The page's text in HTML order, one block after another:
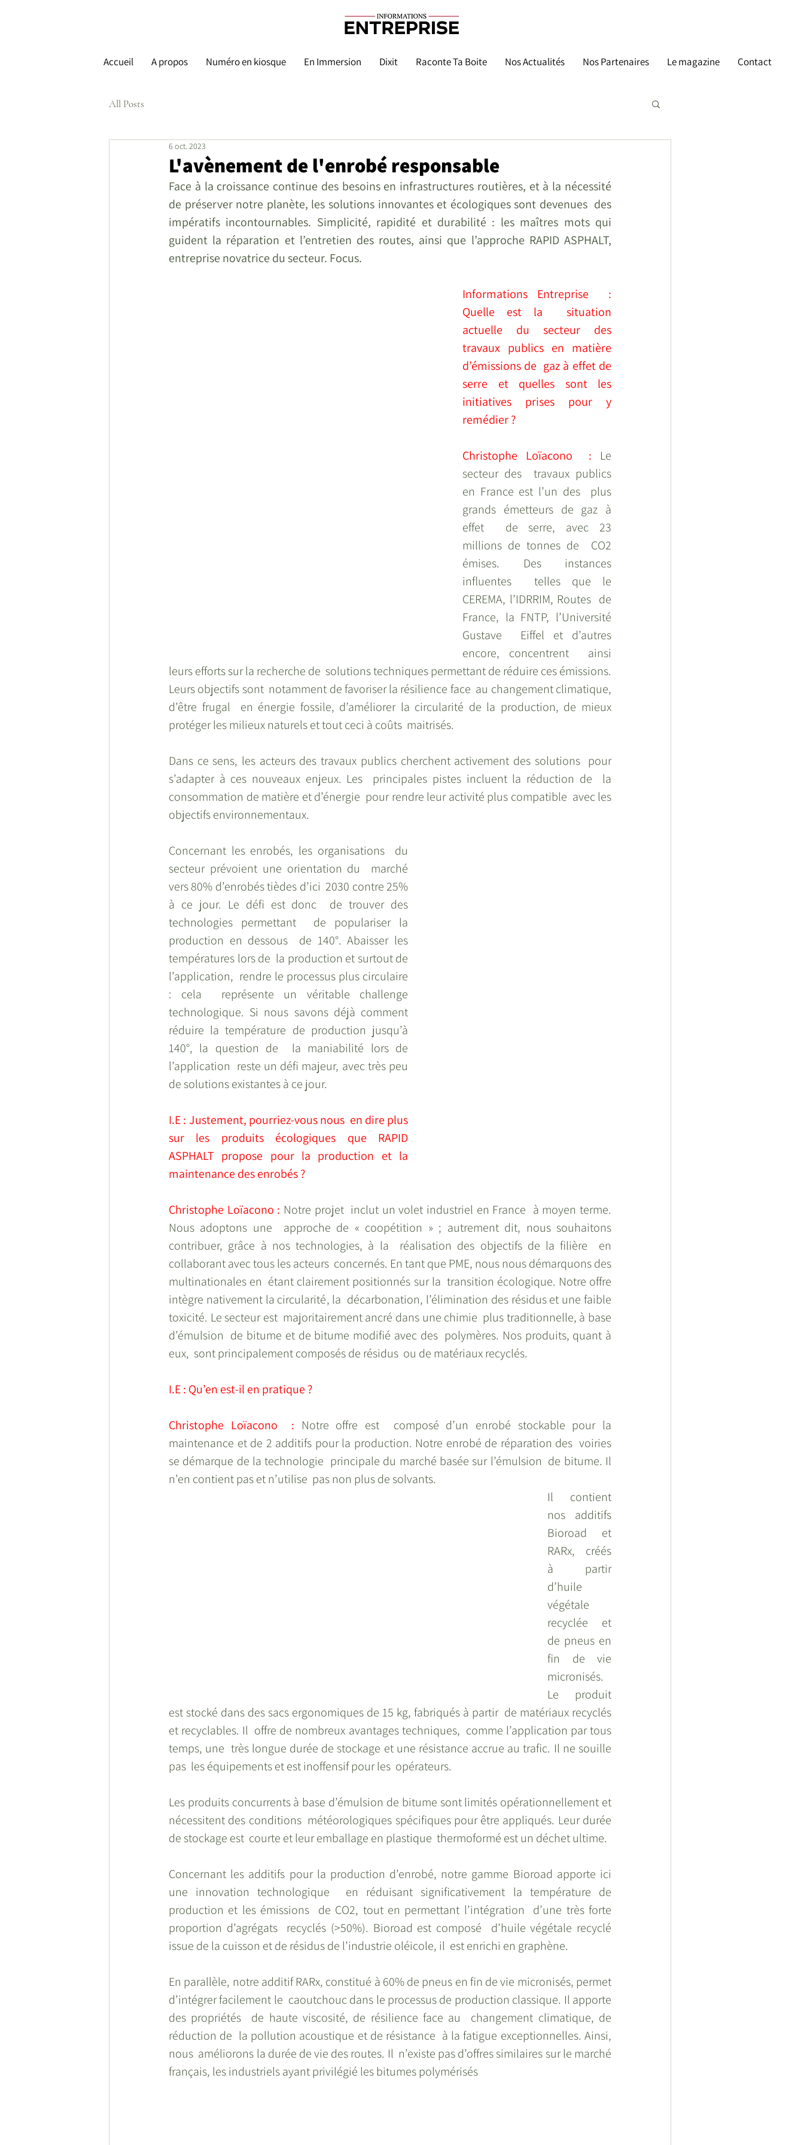
Accueil A propos Numéro en kiosque En Immersion Dixit Raconte Ta Boite Nos Actualités Nos Partenaires Le magazine Contact
All Posts
L'avènement de l'enrobé responsable
6 oct. 2023
Face à la croissance continue des besoins en infrastructures routières, et à la nécessité
de préserver notre planète, les solutions innovantes et écologiques sont devenues  des
impératifs incontournables. Simplicité, rapidité et durabilité : les maîtres mots qui
guident la réparation et l’entretien des routes, ainsi que l’approche RAPID ASPHALT,
entreprise novatrice du secteur. Focus.
Informations Entreprise  :
Quelle est la  situation
actuelle du secteur des
travaux publics en matière
d’émissions de  gaz à effet de
serre et quelles sont les
initiatives prises pour y
remédier ?
Christophe Loïacono  : Le
secteur des  travaux publics
en France est l’un des  plus
grands émetteurs de gaz à
effet  de serre, avec 23
millions de tonnes de  CO2
émises. Des instances
influentes  telles que le
CEREMA, l’IDRRIM, Routes  de
France, la FNTP, l’Université
Gustave  Eiffel et d’autres
encore, concentrent  ainsi
leurs efforts sur la recherche de  solutions techniques permettant de réduire ces émissions.
Leurs objectifs sont  notamment de favoriser la résilience face  au changement climatique,
d’être frugal  en énergie fossile, d’améliorer la circularité de la production, de mieux
protéger les milieux naturels et tout ceci à coûts  maitrisés.
Dans ce sens, les acteurs des travaux publics cherchent activement des solutions  pour
s’adapter à ces nouveaux enjeux. Les  principales pistes incluent la réduction de  la
consommation de matière et d’énergie  pour rendre leur activité plus compatible  avec les
objectifs environnementaux.
Concernant les enrobés, les organisations  du
secteur prévoient une orientation du  marché
vers 80% d’enrobés tièdes d’ici  2030 contre 25%
à ce jour. Le défi est donc  de trouver des
technologies permettant  de populariser la
production en dessous  de 140°. Abaisser les
températures lors de  la production et surtout de
l’application,  rendre le processus plus circulaire
: cela  représente un véritable challenge
technologique. Si nous savons déjà comment
réduire la température de production jusqu’à
140°, la question de  la maniabilité lors de
l’application  reste un défi majeur, avec très peu
de solutions existantes à ce jour.
I.E : Justement, pourriez-vous nous  en dire plus
sur les produits écologiques que RAPID
ASPHALT propose pour la production et la
maintenance des enrobés ?
Christophe Loïacono : Notre projet  inclut un volet industriel en France  à moyen terme.
Nous adoptons une  approche de « coopétition » ; autrement dit, nous souhaitons
contribuer, grâce à nos technologies, à la  réalisation des objectifs de la filière  en
collaborant avec tous les acteurs  concernés. En tant que PME, nous nous démarquons des
multinationales en  étant clairement positionnés sur la  transition écologique. Notre offre
intègre nativement la circularité, la  décarbonation, l’élimination des résidus et une faible
toxicité. Le secteur est  majoritairement ancré dans une chimie  plus traditionnelle, à base
d’émulsion  de bitume et de bitume modifié avec des  polymères. Nos produits, quant à
eux,  sont principalement composés de résidus  ou de matériaux recyclés.
I.E : Qu’en est-il en pratique ?
Christophe Loïacono  : Notre offre est  composé d’un enrobé stockable pour la
maintenance et de 2 additifs pour la production. Notre enrobé de réparation des  voiries
se démarque de la technologie  principale du marché basée sur l’émulsion  de bitume. Il
n’en contient pas et n’utilise  pas non plus de solvants.
Il contient
nos additifs
Bioroad et
RARx,  créés
à partir
d’huile
végétale
recyclée  et
de pneus en
fin de vie
micronisés.
Le  produit
est stocké dans des sacs ergonomiques de 15 kg, fabriqués à partir  de matériaux recyclés
et recyclables. Il  offre de nombreux avantages techniques,  comme l’application par tous
temps, une  très longue durée de stockage et une résistance accrue au trafic. Il ne souille
pas  les équipements et est inoffensif pour les  opérateurs.
Les produits concurrents à base d’émulsion de bitume sont limités opérationnellement et
nécessitent des conditions  météorologiques spécifiques pour être appliqués. Leur durée
de stockage est  courte et leur emballage en plastique  thermoformé est un déchet ultime.
Concernant les additifs pour la production d’enrobé, notre gamme Bioroad apporte ici
une innovation technologique  en réduisant significativement la température de
production et les émissions  de CO2, tout en permettant l’intégration  d’une très forte
proportion d’agrégats  recyclés (>50%). Bioroad est composé  d’huile végétale recyclé
issue de la cuisson et de résidus de l’industrie oléicole, il  est enrichi en graphène.
En parallèle, notre additif RARx, constitué à 60% de pneus en fin de vie micronisés, permet
d’intégrer facilement le  caoutchouc dans le processus de production classique. Il apporte
des propriétés  de haute viscosité, de résilience face au  changement climatique, de
réduction de  la pollution acoustique et de résistance  à la fatigue exceptionnelles. Ainsi,
nous  améliorons la durée de vie des routes. Il  n’existe pas d’offres similaires sur le marché
français, les industriels ayant privilégié les bitumes polymérisés